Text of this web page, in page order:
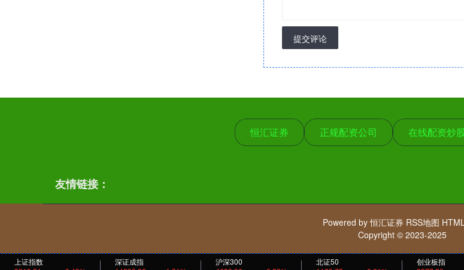
提交评论
上证指数
深证成指
沪深300
北证50
创业板指
恒汇证券 正规配资公司 在线配资炒
友情链接：
Powered by恒汇证券 RSS地图
Copyright © 2023-2025